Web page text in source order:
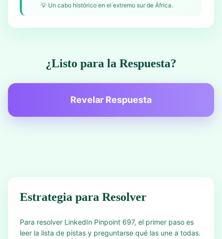
💡 Un cabo histórico en el extremo sur de África.
¿Listo para la Respuesta?
Revelar Respuesta
Estrategia para Resolver
Para resolver LinkedIn Pinpoint 697, el primer paso es
leer la lista de pistas y preguntarse qué las une a todas.